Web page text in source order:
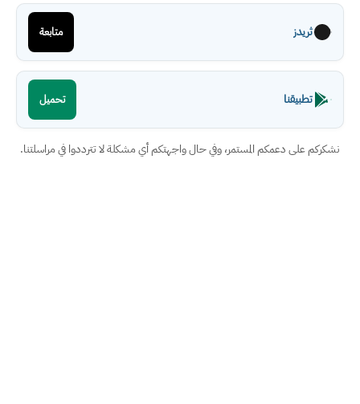
ثريدز متابعة
تطبيقنا تحميل
نشكركم على دعمكم المستمر، وفي حال واجهتكم أي مشكلة لا تترددوا في مراسلتنا.